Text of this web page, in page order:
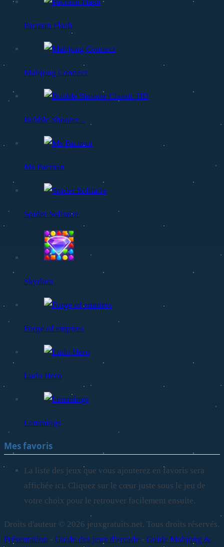
Pacman Flash
Mahjong Connect
Bubble Shooter ..
Ms Pacman
Spider Solitaire
Skydom
Forge of empires
Ludo Hero
Lemmings
Mes favoris
La liste des jeux que vous ajouterez en favoris sera
affichée ici. Cliquez sur le cœur juste sous le jeu de
votre choix pour le retrouver facilement ensuite.
Droits d'auteur © 2026 jeuxgratuits.net. Tous droits réservés.
Présentation - Guide des jeux d'arcade - Guide Mahjong &